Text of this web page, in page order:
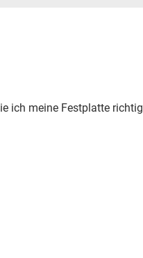
ich meine Festplatte richtig